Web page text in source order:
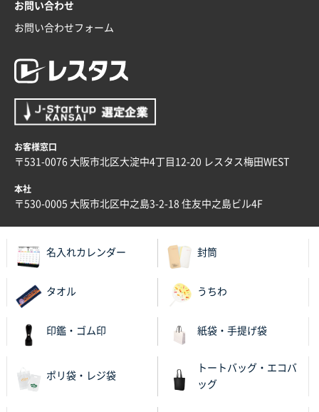
埼玉県G社様
ラミネート紙袋 規格L4サイズ(B4対応)
値段が安かった。
兵庫県のお客様
スタンダードメモ100P
ロゴが入れられること
ECOワンポイントポリ袋 A4サイズ（白）1000枚
A4箔押し名入れクリアファイル
300枚
以前発注しているので、データが残っている点が良か
ったので
栃木県M社様
ビオトープデスクメモ100P100枚
お問い合わせ
お問い合わせフォーム
お客様窓口
〒531-0076 大阪市北区大淀中4丁目12-20 レスタス梅田WEST
本社
〒530-0005 大阪市北区中之島3-2-18 住友中之島ビル4F
名入れカレンダー 封筒
タオル うちわ
印鑑・ゴム印 紙袋・手提げ袋
ポリ袋・レジ袋
トートバッグ・エコバ
ッグ